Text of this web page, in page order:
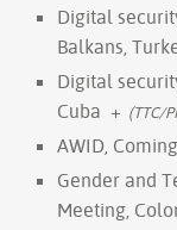
Digital
Balkans,
Digital
Cuba + (TTC/
AWID,
Gender and
Meeting,